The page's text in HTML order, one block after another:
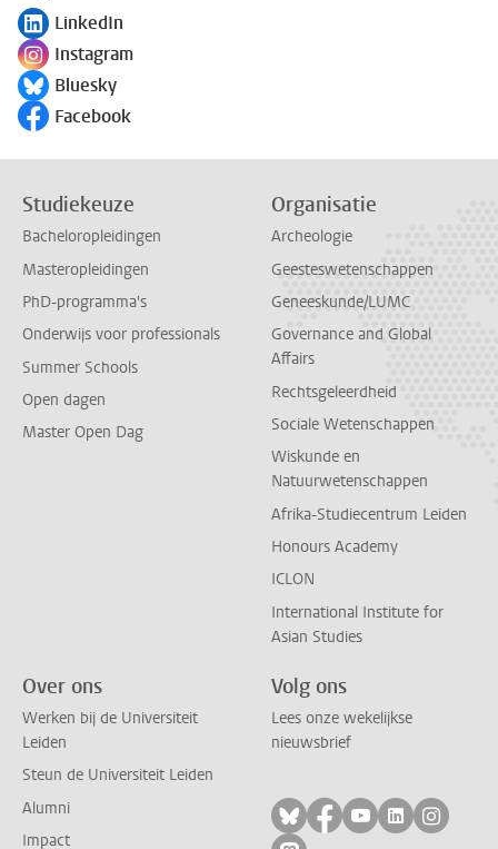
Volg ons op
LinkedIn
Volg ons op
Instagram
Volg ons op
Bluesky
Volg ons op
Facebook
Studiekeuze
Bacheloropleidingen
Masteropleidingen
PhD-programma's
Onderwijs voor professionals
Summer Schools
Open dagen
Master Open Dag
Organisatie
Archeologie
Geesteswetenschappen
Geneeskunde/LUMC
Governance and Global
Affairs
Rechtsgeleerdheid
Sociale Wetenschappen
Wiskunde en
Natuurwetenschappen
Afrika-Studiecentrum Leiden
Honours Academy
ICLON
International Institute for
Asian Studies
Over ons
Werken bij de Universiteit
Leiden
Steun de Universiteit Leiden
Alumni
Impact
Volg ons
Lees onze wekelijkse
nieuwsbrief
Volg ons op bluesky
Volg ons op
Volg ons op
Volg ons
Volg